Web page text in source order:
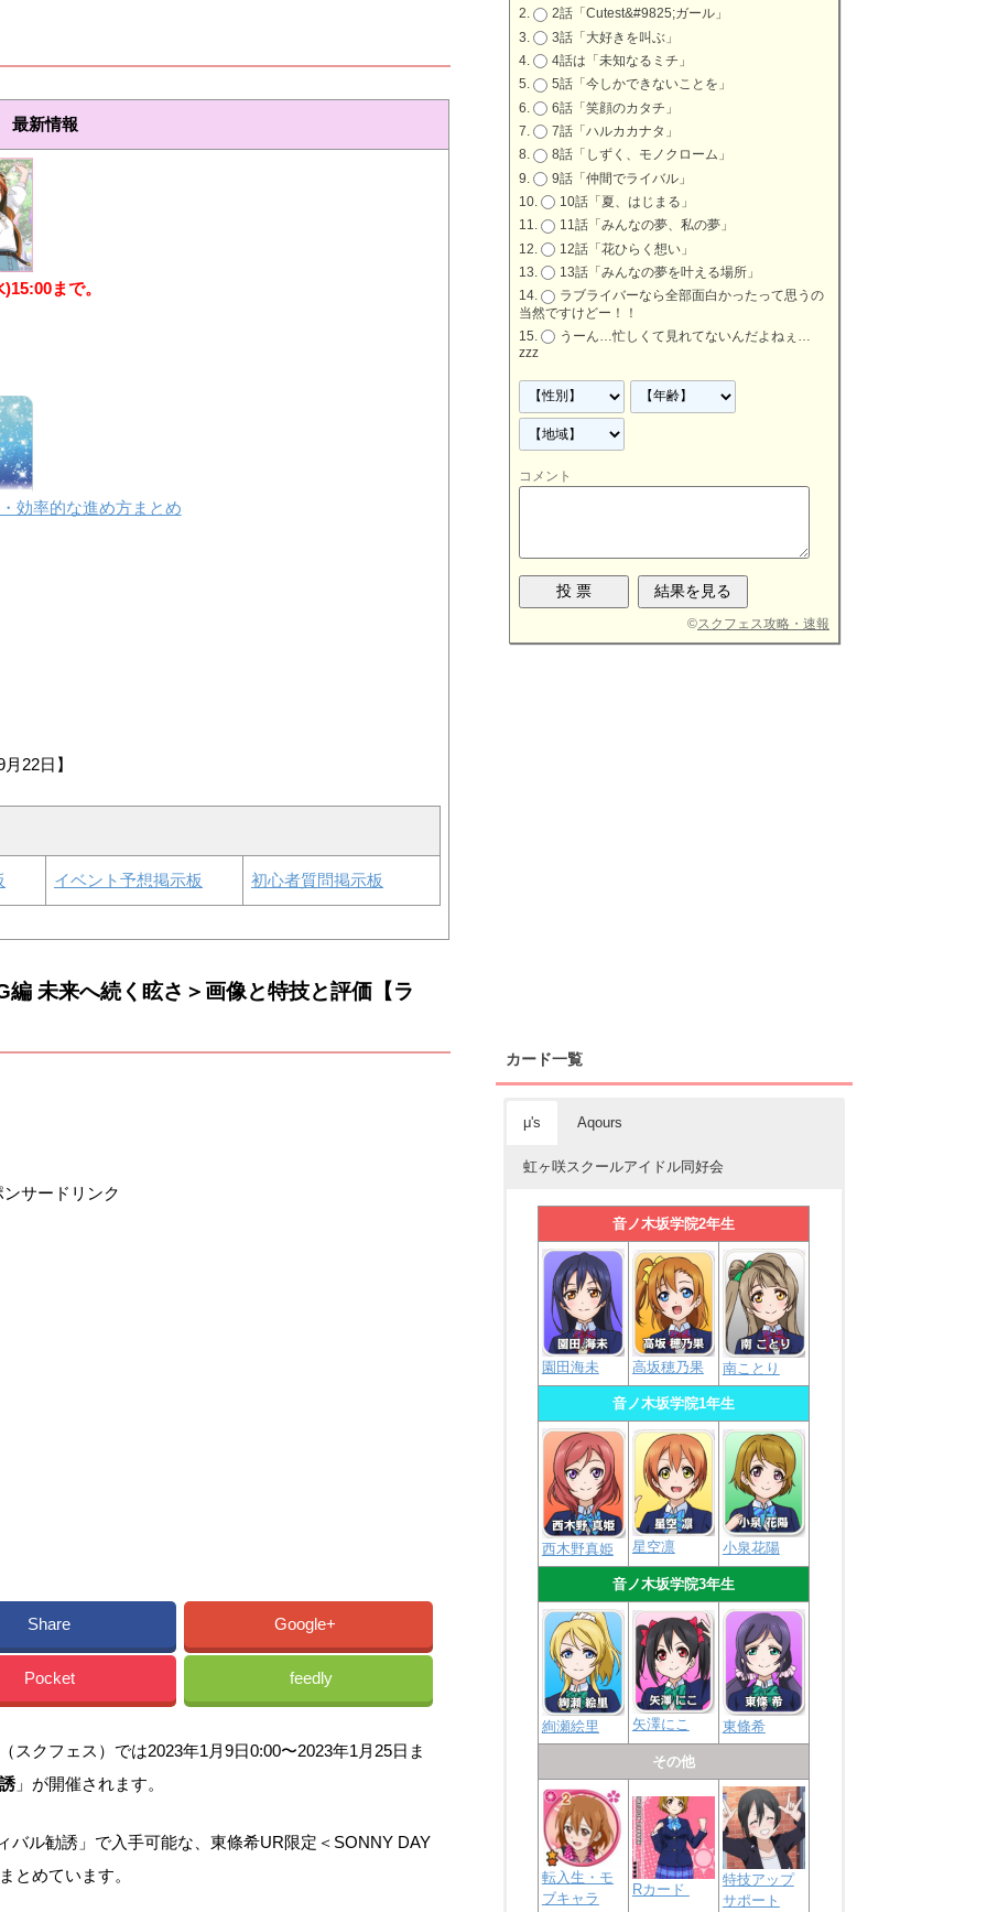
最新情報
まで。
効率的な進め方まとめ
月22日】
イベント予想掲示板 初心者質問掲示板
未来へ続く眩さ＞画像と特技と評価【ラ
ンサードリンク
Share Google+
Pocket feedly
クフェス）では2023年1月9日0:00〜2023年1月25日ま
」が開催されます。
バル勧誘」で入手可能な、東條希UR限定＜SONNY DAY
とめています。
2話「Cutest&#9825;ガール」
3話「大好きを叫ぶ」
4話は「未知なるミチ」
5話「今しかできないことを」
6話「笑顔のカタチ」
7話「ハルカカナタ」
8話「しずく、モノクローム」
9話「仲間でライバル」
10話「夏、はじまる」
11話「みんなの夢、私の夢」
12話「花ひらく想い」
13話「みんなの夢を叶える場所」
ラブライバーなら全部面白かったって思うの
当然ですけどー！！
うーん…忙しくて見れてないんだよねぇ…
zzz
コメント
©スクフェス攻略・速報
カード一覧
μ's Aqours
虹ヶ咲スクールアイドル同好会
音ノ木坂学院2年生
園田海未 高坂穂乃果 南ことり
音ノ木坂学院1年生
西木野真姫 星空凛 小泉花陽
音ノ木坂学院3年生
絢瀬絵里 矢澤にこ 東條希
その他
転入生・モ
ブキャラ
Rカード
特技アップ
サポート